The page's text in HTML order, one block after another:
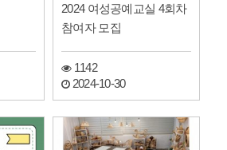
2024 여성공예교실 4회차
참여자 모집
1142
2024-10-30